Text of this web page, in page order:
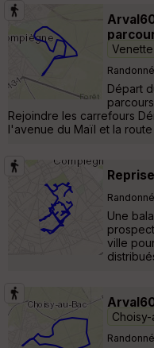
Venette
Départ
Rejoindre les carrefours
l'avenue du Maïl et la
Une
ville